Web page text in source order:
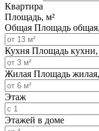
Квартира
Площадь, м²
Общая Площадь
Кухня Площадь кухни,
Жилая Площадь
Этаж
Этажей в доме